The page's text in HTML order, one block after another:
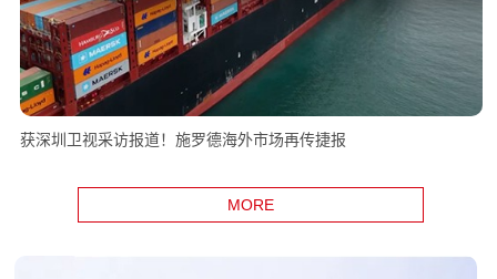
获深圳卫视采访报道！施罗德海外市场再传捷报
MORE